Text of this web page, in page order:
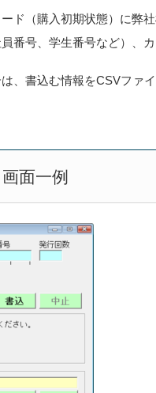
ド（購入初期状態）に弊
番号、学生番号など）、
、書込む情報をCSVファ
面一例